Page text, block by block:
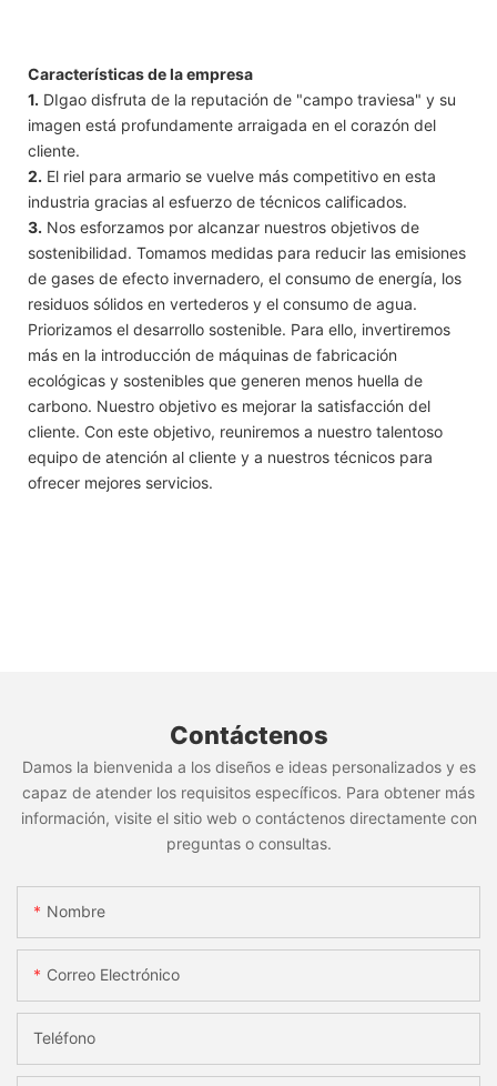
Características de la empresa
1. DIgao disfruta de la reputación de "campo traviesa" y su
imagen está profundamente arraigada en el corazón del
cliente.
2. El riel para armario se vuelve más competitivo en esta
industria gracias al esfuerzo de técnicos calificados.
3. Nos esforzamos por alcanzar nuestros objetivos de
sostenibilidad. Tomamos medidas para reducir las emisiones
de gases de efecto invernadero, el consumo de energía, los
residuos sólidos en vertederos y el consumo de agua.
Priorizamos el desarrollo sostenible. Para ello, invertiremos
más en la introducción de máquinas de fabricación
ecológicas y sostenibles que generen menos huella de
carbono. Nuestro objetivo es mejorar la satisfacción del
cliente. Con este objetivo, reuniremos a nuestro talentoso
equipo de atención al cliente y a nuestros técnicos para
ofrecer mejores servicios.
Contáctenos
Damos la bienvenida a los diseños e ideas personalizados y es
capaz de atender los requisitos específicos. Para obtener más
información, visite el sitio web o contáctenos directamente con
preguntas o consultas.
Nombre
Correo Electrónico
Teléfono